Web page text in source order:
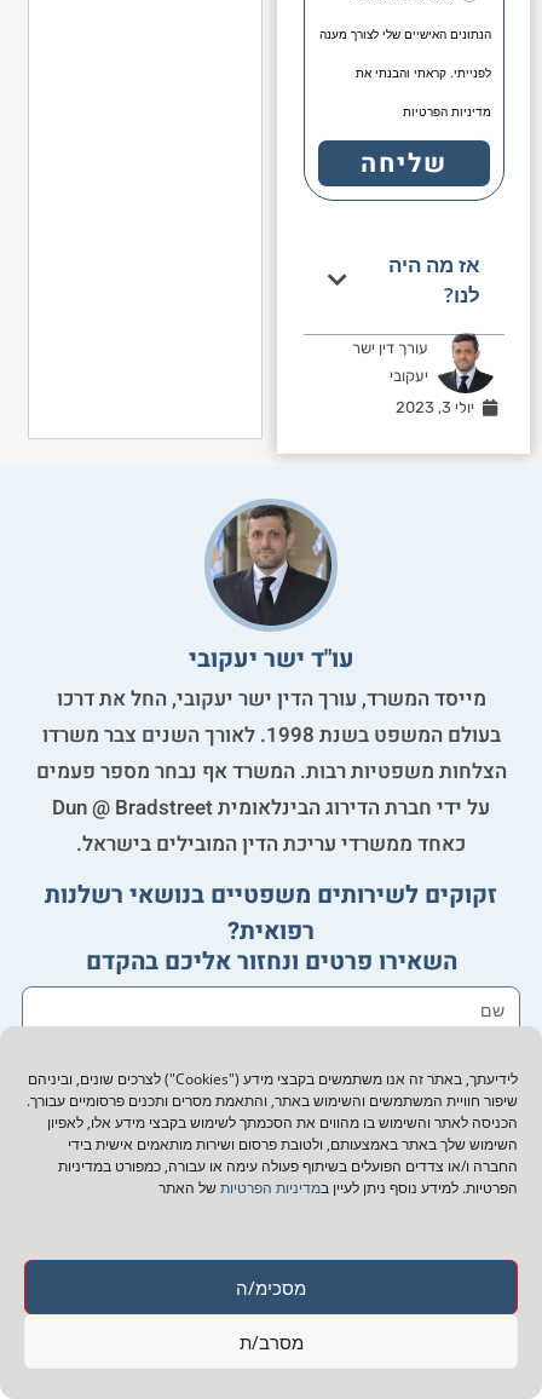
לידיעתך, באתר זה אנו משתמשים בקבצי מידע ("Cookies") לצרכים שונים, וביניהם
שיפור חוויית המשתמשים והשימוש באתר, והתאמת מסרים ותכנים פרסומיים עבורך.
הכניסה לאתר והשימוש בו מהווים את הסכמתך לשימוש בקבצי מידע אלו, לאפיון
השימוש שלך באתר באמצעותם, ולטובת פרסום ושירות מותאמים אישית בידי
החברה ו/או צדדים הפועלים בשיתוף פעולה עימה או עבורה, כמפורט במדיניות
הפרטיות. למידע נוסף ניתן לעיין במדיניות הפרטיותשל האתר
מסכימ/ה
מסרב/ת
הנתונים האישיים שלי לצורך מענה
לפנייתי. קראתי והבנתי את
מדיניות הפרטיות
שליחה
אז מה היה
לנו?
עורך דין ישר
יעקובי
יולי 3, 2023
עו"ד ישר יעקובי
מייסד המשרד, עורך הדין ישר יעקובי, החל את דרכו
בעולם המשפט בשנת 1998. לאורך השנים צבר משרדו
הצלחות משפטיות רבות. המשרד אף נבחר מספר פעמים
על ידי חברת הדירוג הבינלאומית Dun @ Bradstreet
כאחד ממשרדי עריכת הדין המובילים בישראל.
זקוקים לשירותים משפטיים בנושאי רשלנות
רפואית?
השאירו פרטים ונחזור אליכם בהקדם
אני מסכים/ה לעיבוד הנתונים האישיים שלי לצורך
מענה לפנייתי. קראתי והבנתי את מדיניות הפרטיות